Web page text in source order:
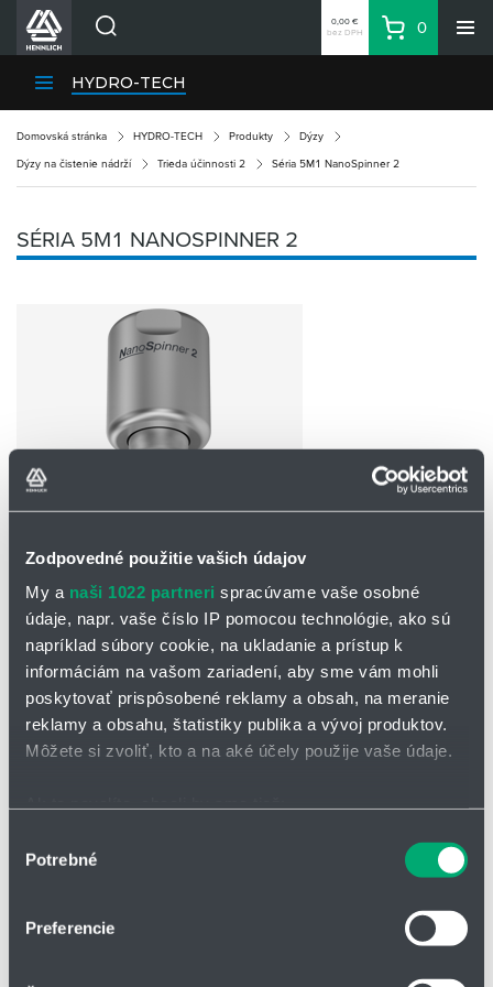
Zodpovedné použitie vašich údajov
My a naši 1022 partneri spracúvame vaše osobné
údaje, napr. vaše číslo IP pomocou technológie, ako sú
napríklad súbory cookie, na ukladanie a prístup k
informáciám na vašom zariadení, aby sme vám mohli
poskytovať prispôsobené reklamy a obsah, na meranie
reklamy a obsahu, štatistiky publika a vývoj produktov.
Môžete si zvoliť, kto a na aké účely použije vaše údaje.
polohe s presnosťou na niekoľko metrov
Viac informácií o tom, ako sa spracúvajú vaše osobné
súhlasu
Potrebné
Preferencie
Divízie HENNLICH
Kariéra
O firme
Kontakty
Prihlásenie
Nákupný zoznam
Zone
0,00 €
bez DPH
Košík
0
HYDRO-TECH
Domovská stránka HYDRO-TECH Produkty Dýzy
Dýzy na čistenie nádrží Trieda účinnosti 2 Séria 5M1 NanoSpinner 2
SÉRIA 5M1 NANOSPINNER 2
OPÝTAŤ SA / ODOSLAŤ DOPYT
Na stiahnutie
Dýzy na čistenie nádrží_5M1
Rotačná čistiaca dýza 5M1 NanoSpinner 2
vyznačuje sa svojim tvarom a dvojitým guľôčkovým ložiskom
je vyrobená výhradne z ušľachtilej ocele a je tak vhodná aj pre